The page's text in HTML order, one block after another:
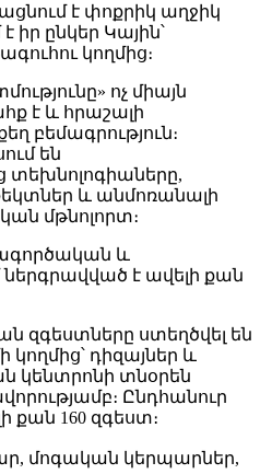
է փոքրիկ աղջիկ
իր ընկեր Կային՝
կողմից։
ոչ միայն
է և հրաշալի
բեմագրություն։
են
և անմոռանալի
մթնոլորտ։
և
է ավելի քան
զգեստները ստեղծվել են
կողմից՝ դիզայներ և
կենտրոնի տնօրեն
Ընդհանուր
քան 160 զգեստ։
մոգական կերպարներ,